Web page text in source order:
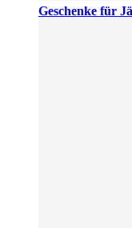
Geschenke für